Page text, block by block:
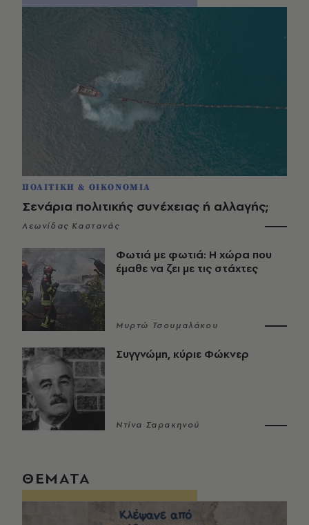
ΠΟΛΙΤΙΚΗ & ΟΙΚΟΝΟΜΙΑ
Σενάρια πολιτικής συνέχειας ή αλλαγής;
Λεωνίδας Καστανάς
Φωτιά με φωτιά: Η χώρα που
έμαθε να ζει με τις στάχτες
Μυρτώ Τσουμαλάκου
Συγγνώμη, κύριε Φώκνερ
Ντίνα Σαρακηνού
ΘΕΜΑΤΑ